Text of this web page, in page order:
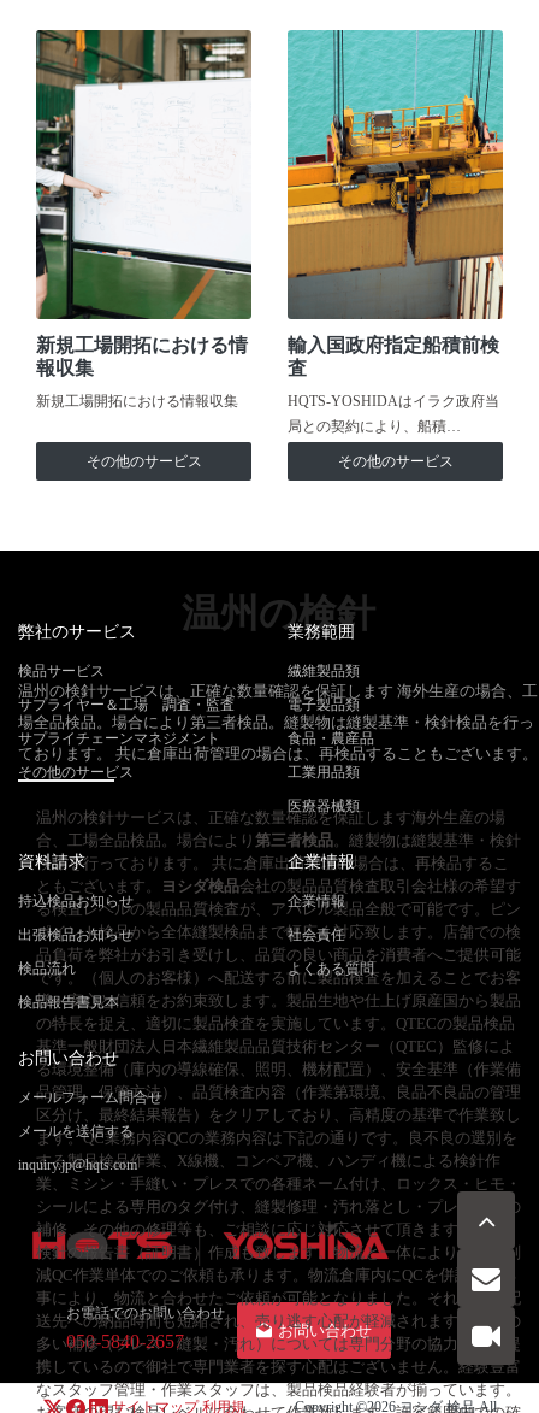
新規工場開拓における情
報収集
新規工場開拓における情報収集
その他のサービス
輸入国政府指定船積前検
査
HQTS-YOSHIDAはイラク政府当
局との契約により、船積…
その他のサービス
温州の検針
温州の検針サービスは、正確な数量確認を保証します 海外生産の場合、工
場全品検品。場合により第三者検品。縫製物は縫製基準・検針検品を行っ
ております。 共に倉庫出荷管理の場合は、再検品することもございます。
温州の検針サービスは、正確な数量確認を保証します海外生産の場
合、工場全品検品。場合により 第三者検品 。縫製物は縫製基準・検針
検品を行っております。 共に倉庫出荷管理の場合は、再検品するこ
ともございます。
ヨシダ検品会社の製品品質検査取引会社様の希望す
る検査レベルの製品品質検査が、アパレル製品全般で可能です。ピン
ポイント検品から全体縫製検品まで幅広く対応致します。店舗での検
品負荷を弊社がお引き受けし、品質の良い商品を消費者へご提供可能
です。（個人のお客様）へ配送する前に製品検査を加えることでお客
様へ安心と信頼をお約束致します。製品生地や仕上げ原産国から製品
の特長を捉え、適切に製品検査を実施しています。QTECの製品検品
基準一般財団法人日本繊維製品品質技術センター（QTEC）監修によ
る環境整備（庫内の導線確保、照明、機材配置）、安全基準（作業備
品管理、保管方法）、品質検査内容（作業第環境、良品不良品の管理
区分け、最終結果報告）をクリアしており、高精度の基準で作業致し
ます。QC業務内容QCの業務内容は下記の通りです。良不良の選別を
する製品検品作業、X線機、コンペア機、ハンディ機による検針作
業、ミシン・手縫い・プレスでの各種ネーム付け、ロックス・ヒモ・
シールによる専用のタグ付け、縫製修理・汚れ落とし・プレスなどの
補修、その他の修理等も、ご相談に応じ対応させて頂きます。検品、
検針の報告書（証明書）作成も致します。物流と一体によりコスト削
減QC作業単体でのご依頼も承ります。物流倉庫内にQCを併設させる
事により、物流と合わせたご依頼が可能となりました。それにより配
送先への納品時間も短縮され、売り逃す心配が軽減されます。数量の
多い補修（プレス・縫製・汚れ）については専門分野の協力会社と提
携しているので御社で専門業者を探す心配はございません。経験豊富
なスタッフ管理・作業スタッフは、製品検品経験者が揃っています。
弊社のサービス
検品サービス
サプライヤー＆工場 調査・監査
サプライチェーンマネジメント
その他のサービス
業務範囲
繊維製品類
電子製品類
食品・農産品
工業用品類
医療器械類
資料請求
持込検品お知らせ
出張検品お知らせ
検品流れ
検品報告書見本
企業情報
企業情報
社会責任
よくある質問
お問い合わせ
メールフォーム問合せ
メールを送信する
inquiry.jp@hqts.com
お電話でのお問い合わせ
050-5840-2657
お問い合わせ
サイトマップ 利用規 Copyright ©2026ヨシダ 検品All